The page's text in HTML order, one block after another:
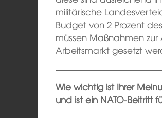
militärische
Budget von 2 Prozent
müssen Maßnahmen
Arbeitsmarkt gesetzt
Wie wichtig ist Ihrer
und ist ein NATO-Beitritt